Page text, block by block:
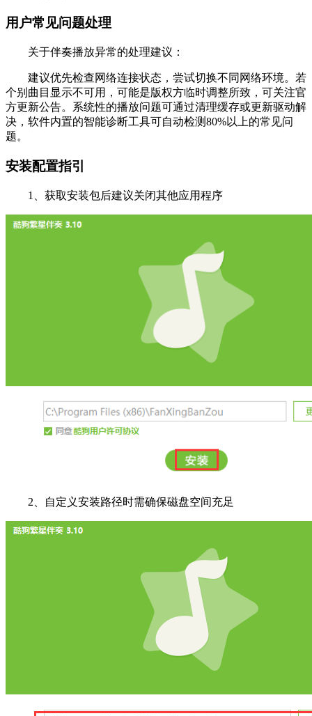
用户常见问题处理
关于伴奏播放异常的处理建议：
建议优先检查网络连接状态，尝试切换不同网络环境。若
个别曲目显示不可用，可能是版权方临时调整所致，可关注官
方更新公告。系统性的播放问题可通过清理缓存或更新驱动解
决，软件内置的智能诊断工具可自动检测80%以上的常见问
题。
安装配置指引
1、获取安装包后建议关闭其他应用程序
2、自定义安装路径时需确保磁盘空间充足